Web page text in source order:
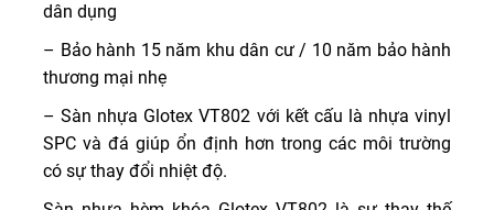
dân dụng
– Bảo hành 15 năm khu dân cư / 10 năm bảo hành
thương mại nhẹ
– Sàn nhựa Glotex VT802 với kết cấu là nhựa vinyl
SPC và đá giúp ổn định hơn trong các môi trường
có sự thay đổi nhiệt độ.